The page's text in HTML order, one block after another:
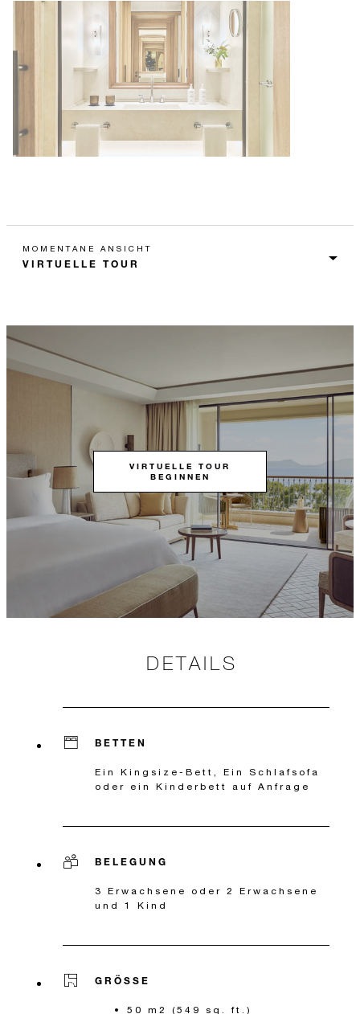
MOMENTANE ANSICHT
VIRTUELLE TOUR
BEGINNEN
DETAILS
BETTEN
Ein Kingsize-Bett, Ein Schlafsofa
oder ein Kinderbett auf Anfrage
BELEGUNG
3 Erwachsene oder 2 Erwachsene
und 1 Kind
GRÖSSE
50 m2 (549 sq. ft.)